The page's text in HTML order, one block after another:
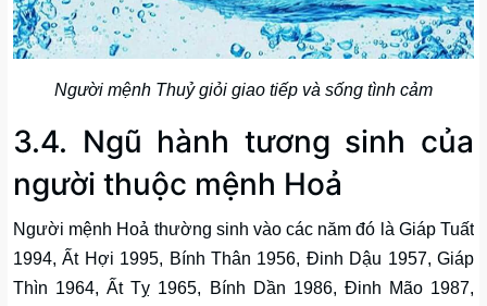
Người mệnh Thuỷ giỏi giao tiếp và sống tình cảm
3.4. Ngũ hành tương sinh của
người thuộc mệnh Hoả
Người mệnh Hoả thường sinh vào các năm đó là Giáp Tuất
1994, Ất Hợi 1995, Bính Thân 1956, Đinh Dậu 1957, Giáp
Thìn 1964, Ất Tỵ 1965, Bính Dần 1986, Đinh Mão 1987,